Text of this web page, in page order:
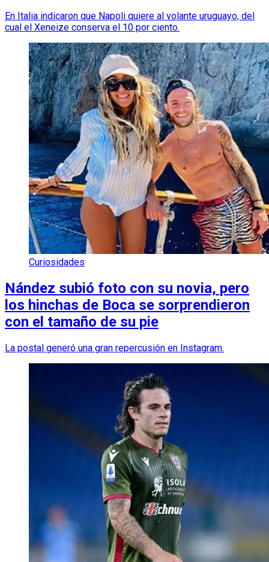
En Italia indicaron que Napoli quiere al volante uruguayo, del
cual el Xeneize conserva el 10 por ciento.
Curiosidades
Nández subió foto con su novia, pero
los hinchas de Boca se sorprendieron
con el tamaño de su pie
La postal generó una gran repercusión en Instagram.